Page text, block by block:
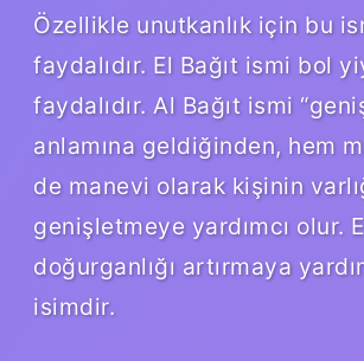
Özellikle unutkanlık için bu
faydalıdır. El Bağıt ismi bol
faydalıdır. Al Bağıt ismi
anlamına geldiğinden, hem
de manevi olarak kişinin
genişletmeye yardımcı olur.
doğurganlığı artırmaya
isimdir.